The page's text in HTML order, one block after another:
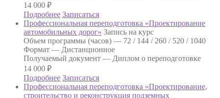
14 000 ₽
Подробнее Записаться
Профессиональная переподготовка «Проектирование
автомобильных дорог» Запись на курс
Объем программы (часов) — 72 / 144 / 260 / 520 / 1040
Формат — Дистанционное
Получаемый документ — Диплом о переподготовке
14 000 ₽
Подробнее Записаться
Профессиональная переподготовка «Проектирование,
строительство и реконструкция подземных